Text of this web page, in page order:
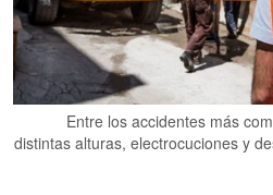
Entre los accidentes más
distintas alturas, electrocuciones y